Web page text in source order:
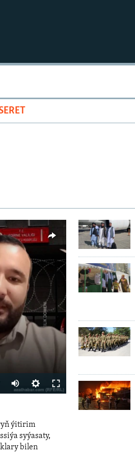
480p
ýitirim
syýasaty,
bilen